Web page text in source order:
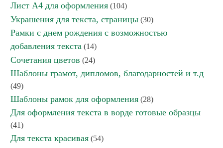
Лист А4 для оформления (104)
Украшения для текста, страницы (30)
Рамки с днем рождения с возможностью
добавления текста (14)
Сочетания цветов (24)
Шаблоны грамот, дипломов, благодарностей и т.д
(49)
Шаблоны рамок для оформления (28)
Для оформления текста в ворде готовые образцы
(41)
Для текста красивая (54)